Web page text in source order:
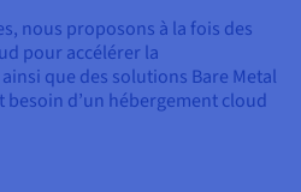
nous proposons à la fois des
pour accélérer la
que des solutions Bare Metal
d’un hébergement cloud